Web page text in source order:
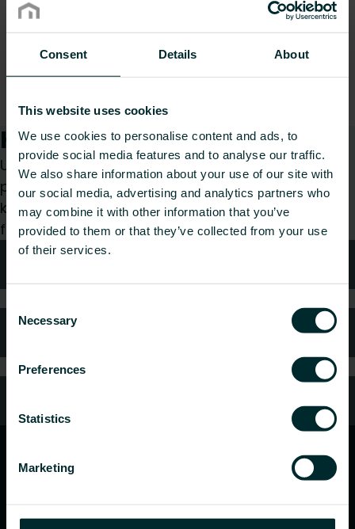
Consent Details About
This website uses cookies
We use cookies to personalise content and ads, to
provide social media features and to analyse our traffic.
We also share information about your use of our site with
our social media, advertising and analytics partners who
may combine it with other information that you’ve
provided to them or that they’ve collected from your use
of their services.
Selection
Necessary
Preferences
Statistics
Marketing
Hvordan kan vi hjælpe dig?
Uanset om du er specificerer, installatør, arkitekt,
planlægger, grossist eller slutbruger, så vælg en
kategori, og vi vil med glæde tage os af din
forespørgsel.
Ofte stillede spørgsmål